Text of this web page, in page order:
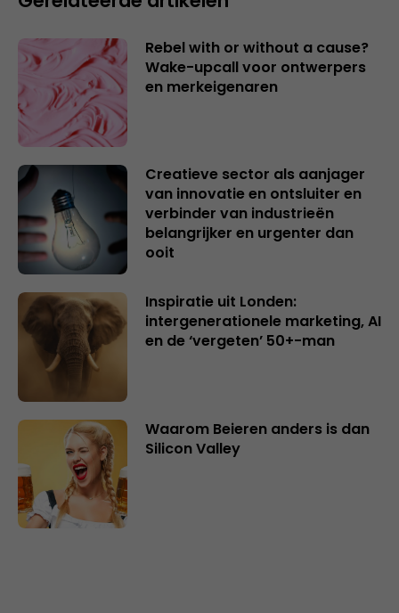
Rebel with or without a cause?
Wake-upcall voor ontwerpers
en merkeigenaren
Creatieve sector als aanjager
van innovatie en ontsluiter en
verbinder van industrieën
belangrijker en urgenter dan
ooit
Inspiratie uit Londen:
intergenerationele marketing, AI
en de ‘vergeten’ 50+-man
Waarom Beieren anders is dan
Silicon Valley